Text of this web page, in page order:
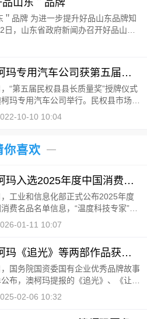
山东＂品牌
品牌 为进一步提升好品山东品牌知
日，山东省政府新闻办召开好品山东
品山东品牌名单，澳
澳柯玛专用汽车公司获第五届民权县县长质量奖
“第五届民权县县长质量奖”授牌仪式
玛专用汽车公司举行。民权县市场监
主要领导为公司颁发获奖证书、奖牌及
10-10 10:04
你喜欢
澳柯玛入选2025年度中国消费名品
工业和信息化部正式公布2025年度
费名品名单信息，“温度科技专家”澳
凭借卓越的产品品质、持续的创新能
积极的社会责任担当及深厚的用户口碑
01-11 10:07
澳柯玛《追光》等两部作品获国有企业优秀品牌故事
国务院国资委国有企业优秀品牌故事
布，澳柯玛提报的《追光》、《让陪
温度》两个品牌故事登榜。 《追
以澳柯玛不同时代的品牌
02-06 10:32